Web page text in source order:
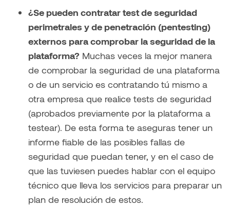
¿Se pueden contratar test de seguridad
perimetrales y de penetración (pentesting)
externos para comprobar la seguridad de la
plataforma? Muchas veces la mejor manera
de comprobar la seguridad de una plataforma
o de un servicio es contratando tú mismo a
otra empresa que realice tests de seguridad
(aprobados previamente por la plataforma a
testear). De esta forma te aseguras tener un
informe fiable de las posibles fallas de
seguridad que puedan tener, y en el caso de
que las tuviesen puedes hablar con el equipo
técnico que lleva los servicios para preparar un
plan de resolución de estos.